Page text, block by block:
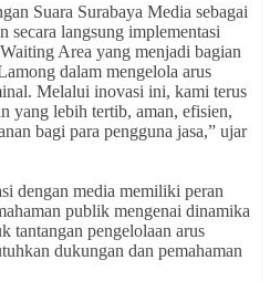
Suara Surabaya Media sebagai
secara langsung implementasi
Area yang menjadi bagian
dalam mengelola arus
Melalui inovasi ini, kami terus
yang lebih tertib, aman, efisien,
bagi para pengguna jasa,” ujar
dengan media memiliki peran
publik mengenai dinamika
tantangan pengelolaan arus
dukungan dan pemahaman